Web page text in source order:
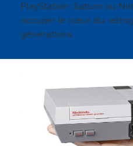
PlayStation, Saturn ou
occuper le cœur du
générations.